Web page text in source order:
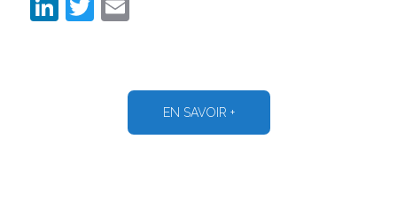
EN SAVOIR +